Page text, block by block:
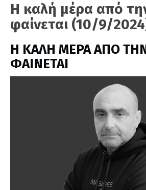
Η καλή μέρα από
φαίνεται (10/9/
H ΚΑΛΗ ΜΕΡΑ ΑΠΟ
ΦΑΙΝΕΤΑΙ